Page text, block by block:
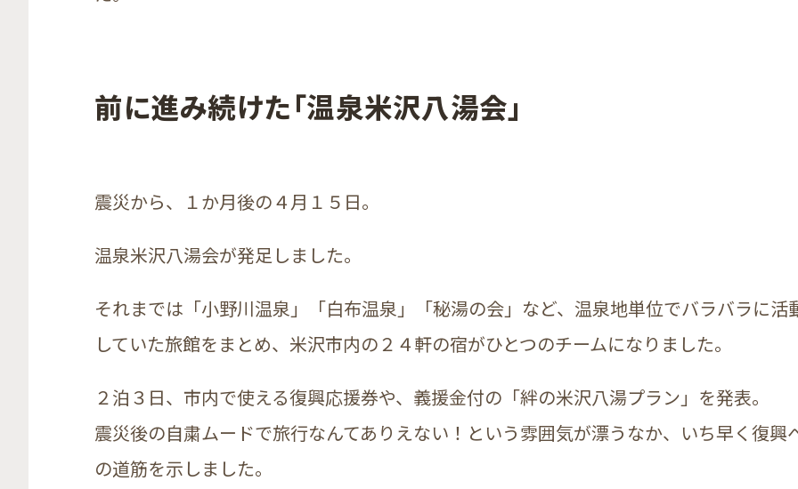
前に進み続けた「温泉米沢八湯会」
震災から、１か月後の４月１５日。
温泉米沢八湯会が発足しました。
それまでは「小野川温泉」「白布温泉」「秘湯の会」など、温泉地単位でバラバラに活
していた旅館をまとめ、米沢市内の２４軒の宿がひとつのチームになりました。
２泊３日、市内で使える復興応援券や、義援金付の「絆の米沢八湯プラン」を発表。
震災後の自粛ムードで旅行なんてありえない！という雰囲気が漂うなか、いち早く復興
の道筋を示しました。